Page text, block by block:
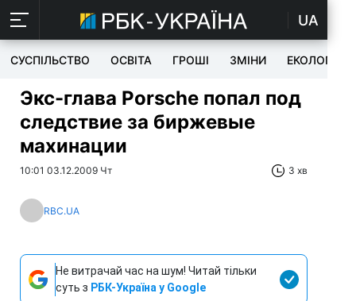
UA
СУСПІЛЬСТВО ОСВІТА ГРОШІ ЗМІНИ ЕКОЛОГІЯ
Экс-глава Porsche попал под
следствие за биржевые
махинации
10:01 03.12.2009 Чт 3 хв
RBC.UA
Не витрачай час на шум! Читай тільки
суть з РБК-Україна у Google